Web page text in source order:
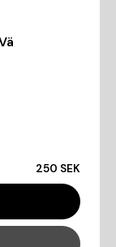
250 SEK